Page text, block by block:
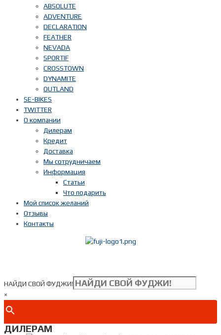
ABSOLUTE
ADVENTURE
DECLARATION
FEATHER
NEVADA
SPORTIF
CROSSTOWN
DYNAMITE
OUTLAND
SE-BIKES
TWITTER
О компании
Дилерам
Кредит
Доставка
Мы сотрудничаем
Информация
Статьи
Что подарить
Мой список желаний
Отзывы
Контакты
НАЙДИ СВОЙ ФУДЖИ!
×
ДИЛЕРАМ